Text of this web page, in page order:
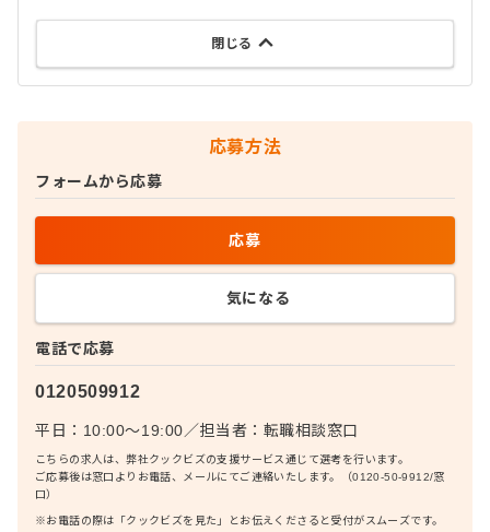
閉じる
応募方法
電話で応募
0120509912
平日：10:00〜19:00／担当者： 転職相談窓口
こちらの求人は、弊社クックビズの支援サービス通じて選考を行います。
ご応募後は窓口よりお電話、メールにてご連絡いたします。（0120-50-9912/窓
口）
※お電話の際は「クックビズを見た」とお伝えくださると受付がスムーズです。
フォームから応募
応募
気になる